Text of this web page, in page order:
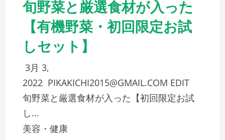
旬野菜と厳選食材が入った
【有機野菜・初回限定お試
しセット】
3月 3,
2022 PIKAKICHI2015@GMAIL.COM EDIT
旬野菜と厳選食材が入った【初回限定お試
し…
美容・健康